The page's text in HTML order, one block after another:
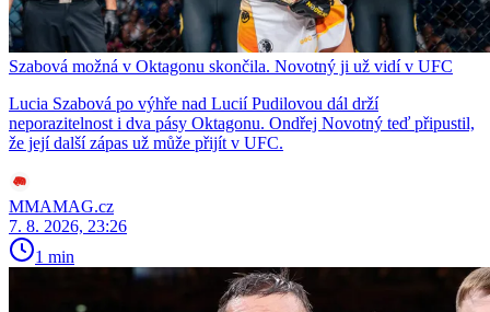
Szabová možná v Oktagonu skončila. Novotný ji už vidí v UFC
Lucia Szabová po výhře nad Lucií Pudilovou dál drží
neporazitelnost i dva pásy Oktagonu. Ondřej Novotný teď připustil,
že její další zápas už může přijít v UFC.
MMAMAG.cz
7. 8. 2026, 23:26
1 min